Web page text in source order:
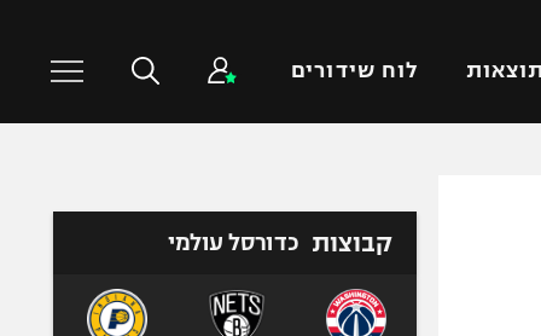
תוצאות לוח שידורים
טניס
כדורעף
קבוצות כדורסל עולמי